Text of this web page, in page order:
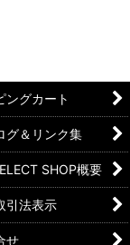
ングカート
グ＆リンク集
SHOP概要
引法表示
せ